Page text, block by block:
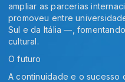
ampliar as parcerias
promoveu entre
Sul e da Itália —,
cultural.
O futuro
A continuidade e o sucesso